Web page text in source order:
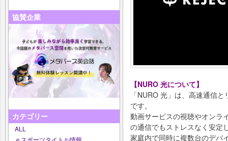
協賛企業
カテゴリー
ALL
【NURO 光について】
「NURO 光」は、高速通信
です。
動画サービスの視聴やオンラ
の通信でもストレスなく安定
家庭内で同時に複数台のデバ